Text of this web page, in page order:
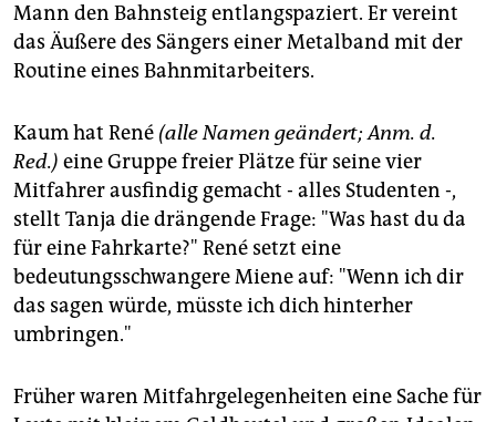
Mann den Bahnsteig entlangspaziert. Er vereint
das Äußere des Sängers einer Metalband mit der
Routine eines Bahnmitarbeiters.
Kaum hat René (alle Namen geändert; Anm. d.
Red.) eine Gruppe freier Plätze für seine vier
Mitfahrer ausfindig gemacht - alles Studenten -,
stellt Tanja die drängende Frage: "Was hast du da
für eine Fahrkarte?" René setzt eine
bedeutungsschwangere Miene auf: "Wenn ich dir
das sagen würde, müsste ich dich hinterher
umbringen."
Früher waren Mitfahrgelegenheiten eine Sache für